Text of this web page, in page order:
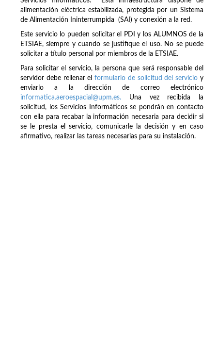
alimentación eléctrica estabilizada, protegida por un Sistema
de Alimentación Ininterrumpida (SAI) y conexión a la red.
Este servicio lo pueden solicitar el PDI y los ALUMNOS de la
ETSIAE, siempre y cuando se justifique el uso. No se puede
solicitar a título personal por miembros de la ETSIAE.
Para solicitar el servicio, la persona que será responsable del
servidor debe rellenar elformulario de solicitud del servicio y
enviarlo a la dirección de correo electrónico
informatica.aeroespacial@upm.es. Una vez recibida la
solicitud, los Servicios Informáticos se pondrán en contacto
con ella para recabar la información necesaria para decidir si
se le presta el servicio, comunicarle la decisión y en caso
afirmativo, realizar las tareas necesarias para su instalación.